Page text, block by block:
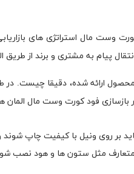
وست مال استراتژی های
انتقال پیام به مشتری و برند از
ارائه شده، دقیقا چیست. در
فود کورت وست مال المان
بر روی ونیل با کیفیت چاپ
متعارف مثل ستون ها و هود نصب